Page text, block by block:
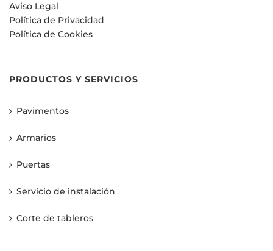
Aviso Legal
Política de Privacidad
Política de Cookies
PRODUCTOS Y SERVICIOS
Pavimentos
Armarios
Puertas
Servicio de instalación
Corte de tableros